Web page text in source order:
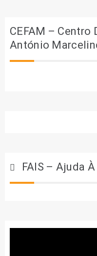
CEFAM – Centro
António
FAIS – Ajuda